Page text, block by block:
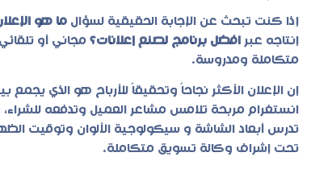
إذا كنت تبحث عن الإجابة الحقيقية لسؤال ما هو
إنتاجه عبر
افضل برنامج لصنع إعلانات؟ مجاني أو
متكاملة ومدروسة.
إن الإعلان الأكثر نجاحاً وتحقيقاً للأرباح هو الذي
انستغرام مربحة تلامس مشاعر العميل وتدفعه للشراء،
تدرس أبعاد الشاشة و سيكولوجية الألوان وتوقيت
تحت إشراف وكالة تسويق متكاملة.